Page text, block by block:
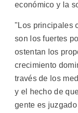
económico y la
"Los principales
son los fuertes
ostentan los
crecimiento
través de los
y el hecho de
gente es